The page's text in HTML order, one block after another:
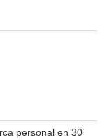
personal en 30